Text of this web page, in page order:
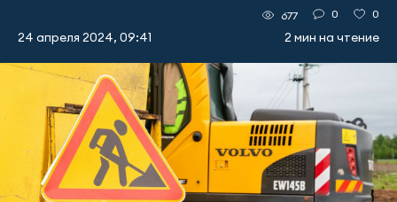
24 апреля 2024, 09:41
677 0 0
2 мин на чтение